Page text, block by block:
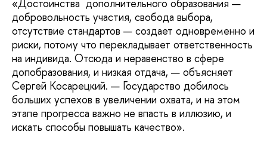
«Достоинства дополнительного образования —
добровольность участия, свобода выбора,
отсутствие стандартов — создает одновременно и
риски, потому что перекладывает ответственность
на индивида. Отсюда и неравенство в сфере
допобразования, и низкая отдача, — объясняет
Сергей Косарецкий. — Государство добилось
больших успехов в увеличении охвата, и на этом
этапе прогресса важно не впасть в иллюзию, и
искать способы повышать качество».